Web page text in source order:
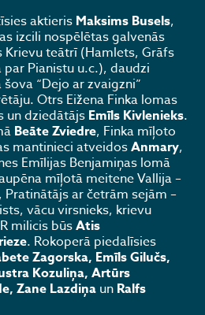
aktieris Maksims Busels,
izcili nospēlētas galvenās
Krievu teātrī (Hamlets, Grāfs
Pianistu u.c.), daudzi
“Dejo ar zvaigzni”
Otrs Eižena Finka lomas
un dziedātājs Emīls Kivlenieks.
Beāte Zviedre, Finka mīļoto
mantinieci atveidosAnmary,
Emīlijas Benjamiņas lomā
mīļotā meitene Vallija –
, Pratinātājs ar četrām sejām –
vācu virsnieks, krievu
milicis būsAtis
. Rokoperā piedalīsies
Zagorska, Emīls Gilučs,
Kozuliņa, Artūrs
Zane Lazdiņa un Ralfs